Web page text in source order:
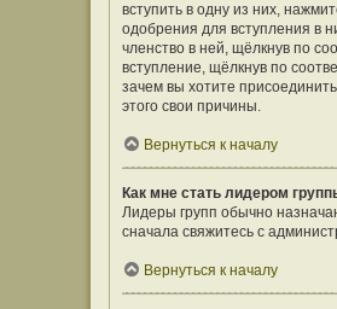
вступить в одну из них,
одобрения для вступления в
членство в ней, щёлкнув по
вступление, щёлкнув по
зачем вы хотите
этого свои причины.
Вернуться к началу
Как мне стать лидером
Лидеры групп обычно
сначала свяжитесь с
Вернуться к началу